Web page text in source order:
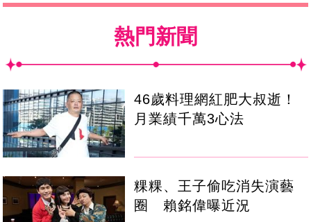
熱門新聞
46歲料理網紅肥大叔逝！
月業績千萬3心法
粿粿、王子偷吃消失演藝
圈 賴銘偉曝近況